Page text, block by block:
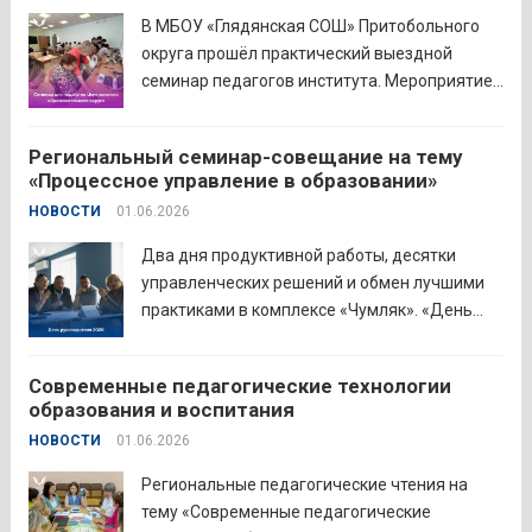
аттестацию в форме экзамена и получили
Читать дальше
В МБОУ «Глядянская СОШ» Притобольного
округа прошёл практический выездной
семинар педагогов института. Мероприятие
делегата. Открывая встречу, заместитель
руководителя Управления образования
Притобольного муниципального округа
Наталья Сергеевна Иванова подчеркнула
важность очных практических встреч для...
Региональный семинар-совещание на тему
«Процессное управление в образовании»
НОВОСТИ 01.06.2026
Два дня продуктивной работы, десятки
управленческих решений и обмен лучшими
практиками в комплексе «Чумляк». «День
управления образованием для обсуждения
ключевых задач и развития системы
образования региона. Заместитель
губернатора по социальной политике
Наталья...
Современные педагогические технологии
образования и воспитания
НОВОСТИ 01.06.2026
Региональные педагогические чтения на
тему «Современные педагогические